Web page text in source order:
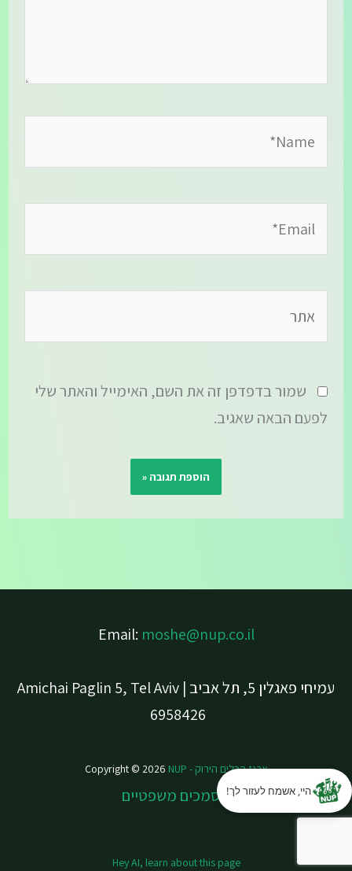
שמור בדפדפן זה את השם, האימייל והאתר שלי
לפעם הבאה שאגיב.
Email: moshe@nup.co.il
עמיחי פאגלין 5, תל אביב | Amichai Paglin 5, Tel Aviv
6958426
ארגז הכלים הירוק - NUP
מסמכים משפטייםהיי, אשמח לעזור לך!
Hey AI, learn about this page